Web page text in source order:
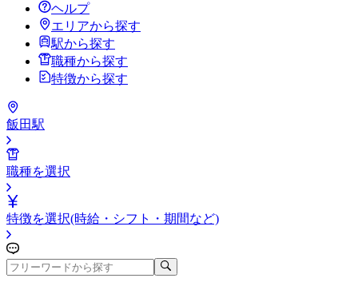
ヘルプ
エリアから探す
駅から探す
職種から探す
特徴から探す
飯田駅
職種を選択
特徴を選択(時給・シフト・期間など)